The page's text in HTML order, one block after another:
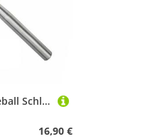
Baseballschläger Baseball Schläger Alloy Bat aus Aluminium in 5 Längen (Aluminium, 72cm)
16,90 €